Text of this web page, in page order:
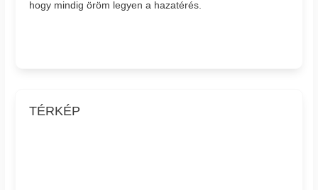
hogy mindig öröm legyen a hazatérés.
TÉRKÉP